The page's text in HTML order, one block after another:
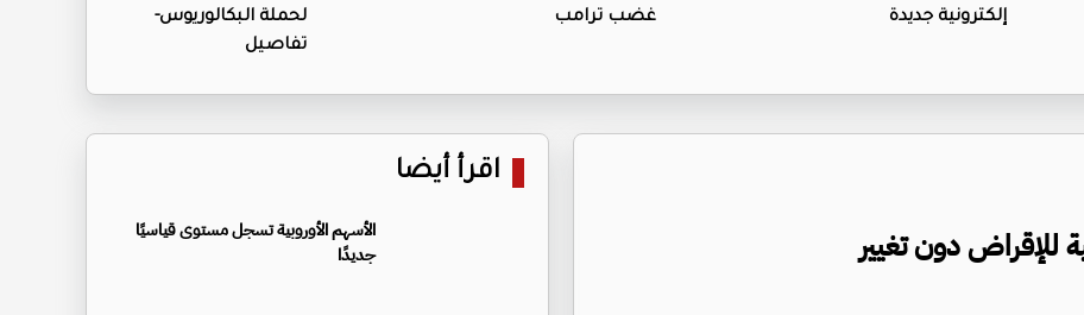
إلكترونية جديدة
غضب ترامب
لحملة البكالوريوس-
تفاصيل
للإقراض دون تغيير
اقرأ أيضا
الأسهم الأوروبية تسجل مستوى قياسيًا
جديدًا